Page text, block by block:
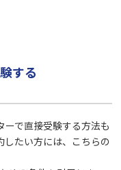
する
ーで直接受験する方法も
したい方には、こちらの